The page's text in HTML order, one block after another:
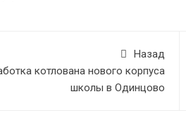
Назад
котлована нового корпуса
школы в Одинцово